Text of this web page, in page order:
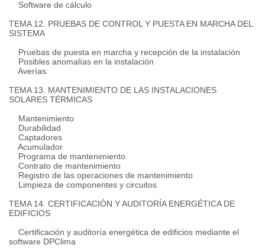
Software de cálculo
TEMA 12. PRUEBAS DE CONTROL Y PUESTA EN MARCHA DEL
SISTEMA
Pruebas de puesta en marcha y recepción de la instalación
Posibles anomalías en la instalación
Averías
TEMA 13. MANTENIMIENTO DE LAS INSTALACIONES
SOLARES TÉRMICAS
Mantenimiento
Durabilidad
Captadores
Acumulador
Programa de mantenimiento
Contrato de mantenimiento
Registro de las operaciones de mantenimiento
Limpieza de componentes y circuitos
TEMA 14. CERTIFICACIÓN Y AUDITORÍA ENERGÉTICA DE
EDIFICIOS
Certificación y auditoría energética de edificios mediante el
software DPClima